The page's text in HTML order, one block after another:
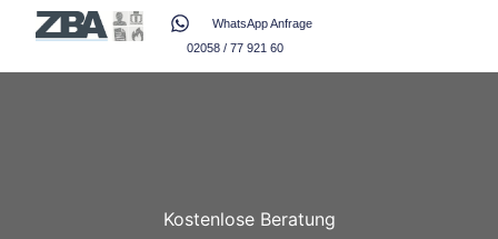
WhatsApp Anfrage
02058 / 77 921 60
Kostenlose Beratung